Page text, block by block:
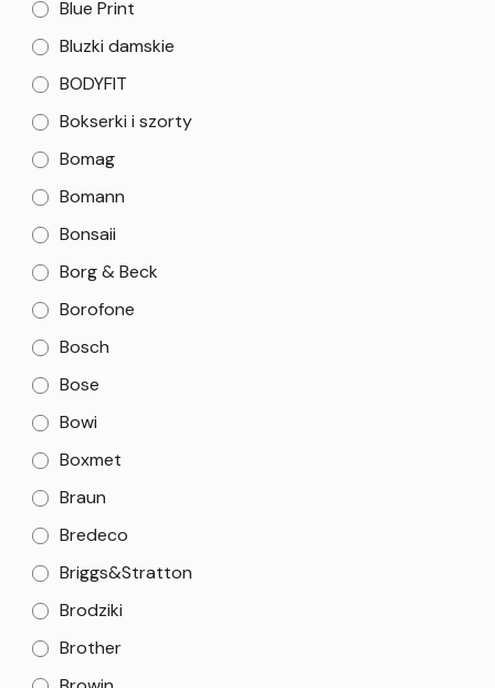
Blue Print
Bluzki damskie
BODYFIT
Bokserki i szorty
Bomag
Bomann
Bonsaii
Borg & Beck
Borofone
Bosch
Bose
Bowi
Boxmet
Braun
Bredeco
Briggs&Stratton
Brodziki
Brother